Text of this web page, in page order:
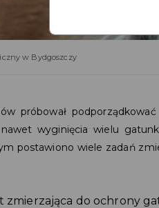
w Bydgoszczy
próbował
nawet wyginięcia wielu
postawiono wiele zadań
do ochrony